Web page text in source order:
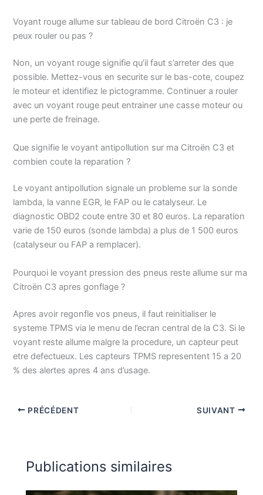
Voyant rouge allume sur tableau de bord Citroën C3 : je
peux rouler ou pas ?
Non, un voyant rouge signifie qu’il faut s’arreter des que
possible. Mettez-vous en securite sur le bas-cote, coupez
le moteur et identifiez le pictogramme. Continuer a rouler
avec un voyant rouge peut entrainer une casse moteur ou
une perte de freinage.
Que signifie le voyant antipollution sur ma Citroën C3 et
combien coute la reparation ?
Le voyant antipollution signale un probleme sur la sonde
lambda, la vanne EGR, le FAP ou le catalyseur. Le
diagnostic OBD2 coute entre 30 et 80 euros. La reparation
varie de 150 euros (sonde lambda) a plus de 1 500 euros
(catalyseur ou FAP a remplacer).
Pourquoi le voyant pression des pneus reste allume sur ma
Citroën C3 apres gonflage ?
Apres avoir regonfle vos pneus, il faut reinitialiser le
systeme TPMS via le menu de l’ecran central de la C3. Si le
voyant reste allume malgre la procedure, un capteur peut
etre defectueux. Les capteurs TPMS representent 15 a 20
% des alertes apres 4 ans d’usage.
PRÉCÉDENT SUIVANT
Publications similaires